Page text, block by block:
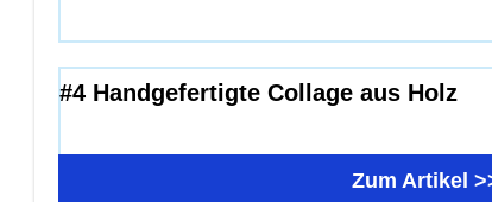
#4 Handgefertigte Collage aus Holz
Zum Artikel